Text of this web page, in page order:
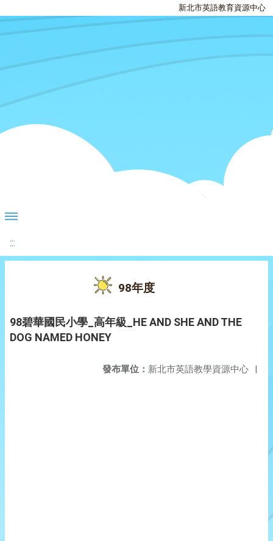
新北市英語教育資源中心
:::
98年度
98碧華國民小學_高年級_HE AND SHE AND THE
DOG NAMED HONEY
發布單位： 新北市英語教學資源中心 |